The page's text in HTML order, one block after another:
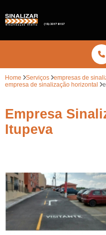
Home Serviços
empresas de
empresa de sinalização horizontal
Empresa
Itupeva